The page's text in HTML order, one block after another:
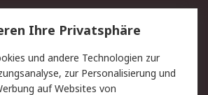
Lieferlösungen
Kontakt
Ihre Privatsphäre
und andere Technologien zur
zur Personalisierung und
auf Websites von